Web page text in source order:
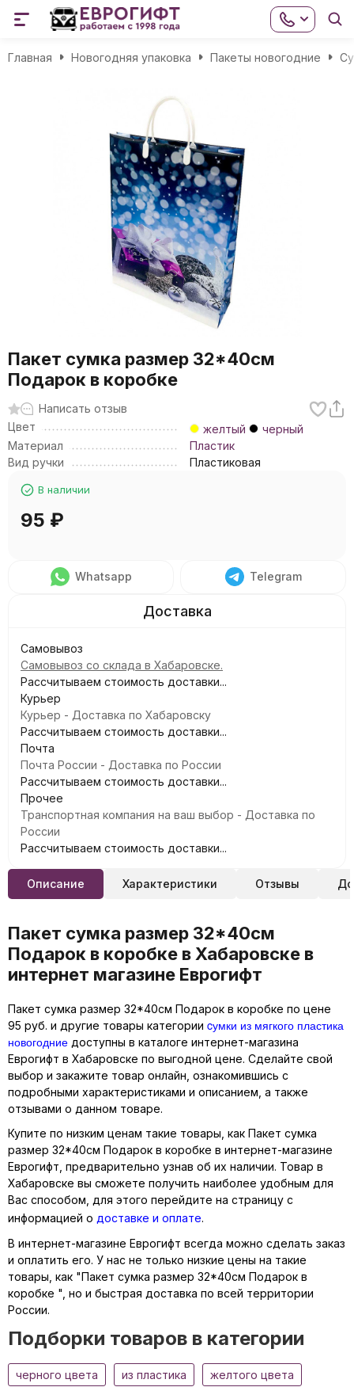
Главная Новогодняя упаковка Пакеты новогодние
Пакет сумка размер 32*40см
Подарок в коробке
Написать отзыв
Цвет
желтый
черный
Материал
Пластик
Вид ручки
Пластиковая
В наличии
95 ₽
Whatsapp Telegram
Самовывоз
Самовывоз со склада в Хабаровске.
Рассчитываем стоимость доставки...
Курьер
Курьер - Доставка по Хабаровску
Рассчитываем стоимость доставки...
Почта
Почта России - Доставка по России
Рассчитываем стоимость доставки...
Прочее
Транспортная компания на ваш выбор - Доставка по
России
Рассчитываем стоимость доставки...
Описание Характеристики Отзывы
Пакет сумка размер 32*40см
Подарок в коробке в Хабаровске в
интернет магазине Еврогифт
Пакет сумка размер 32*40см Подарок в коробке по цене
95 руб. и другие товары категории cумки из мягкого пластика
новогодние доступны в каталоге интернет-магазина
Еврогифт в Хабаровске по выгодной цене. Сделайте свой
выбор и закажите товар онлайн, ознакомившись с
подробными характеристиками и описанием, а также
отзывами о данном товаре.
Купите по низким ценам такие товары, как Пакет сумка
размер 32*40см Подарок в коробке в интернет-магазине
Еврогифт, предварительно узнав об их наличии. Товар в
Хабаровске вы сможете получить наиболее удобным для
Вас способом, для этого перейдите на страницу с
информацией о доставке и оплате.
В интернет-магазине Еврогифт всегда можно сделать заказ
и оплатить его. У нас не только низкие цены на такие
товары, как "Пакет сумка размер 32*40см Подарок в
коробке ", но и быстрая доставка по всей территории
России.
Подборки товаров в категории
черного цвета из пластика желтого цвета